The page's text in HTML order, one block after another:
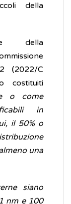
della
della
(2022/C
costituiti
o come
in
il 50% o
una
siano
nm e 100